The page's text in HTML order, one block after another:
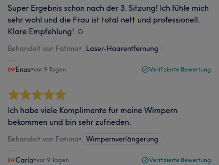
Super Ergebnis schon nach der 3. Sitzung! Ich fühle mich
sehr wohl und die Frau ist total nett und professionell.
Klare Empfehlung! ☺️
Behandelt von Fatima• Laser-Haarentfernung
Enas•vor 9 Tagen Verifizierte Bewertung
Ich habe viele Komplimente für meine Wimpern
bekommen und bin sehr zufrieden.
Behandelt von Fatima• Wimpernverlängerung
Carla•vor 9 Tagen Verifizierte Bewertung